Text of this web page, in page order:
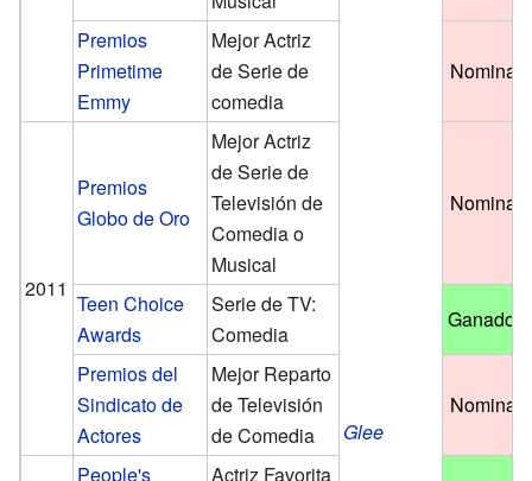
Glee
Premios
Primetime
Emmy
Mejor Actriz
de Serie de
comedia
2011
Premios
Globo de Oro
Mejor Actriz
de Serie de
Televisión de
Comedia o
Musical
Teen Choice
Awards
Serie de TV:
Comedia
Premios del
Sindicato de
Actores
Mejor Reparto
de Televisión
de Comedia
People's Actriz Favorita